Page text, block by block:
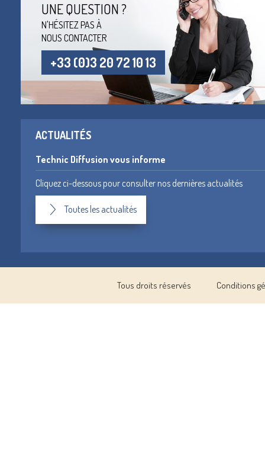
UNE QUESTION ?
N'HÉSITEZ PAS À
NOUS CONTACTER
+33 (0)3 20 72 10 13
ACTUALITÉS
Technic Diffusion vous informe
Cliquez ci-dessous pour consulter nos dernières actualités
Toutes les actualités
Tous droits réservés Conditions